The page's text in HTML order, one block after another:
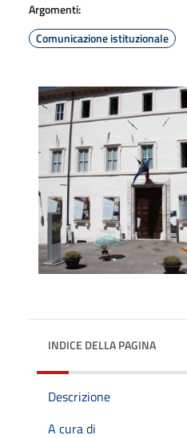
Argomenti:
Comunicazione istituzionale
INDICE DELLA PAGINA
Descrizione
A cura di